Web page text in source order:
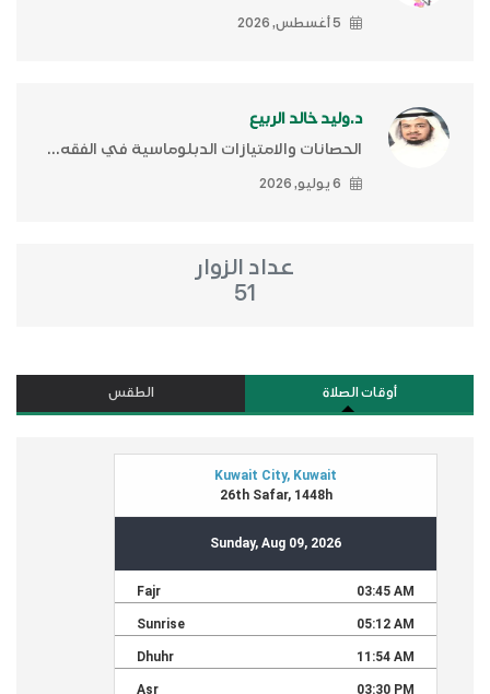
5 أغسطس, 2026
د.وليد خالد الربيع
الحصانات والامتيازات الدبلوماسية في الفقه...
6 يوليو, 2026
عداد الزوار
51
أوقات الصلاة الطقس